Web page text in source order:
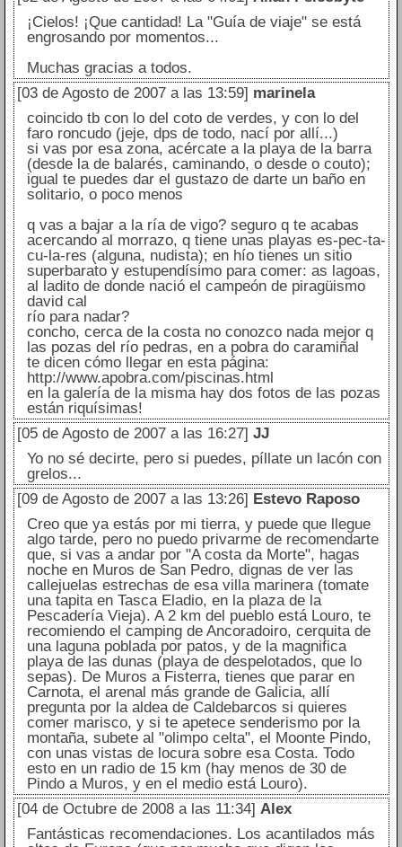
¡Cielos! ¡Que cantidad! La "Guía de viaje" se está
engrosando por momentos...
Muchas gracias a todos.
[03 de Agosto de 2007 a las 13:59] marinela
coincido tb con lo del coto de verdes, y con lo del
faro roncudo (jeje, dps de todo, nací por allí...)
si vas por esa zona, acércate a la playa de la barra
(desde la de balarés, caminando, o desde o couto);
igual te puedes dar el gustazo de darte un baño en
solitario, o poco menos
q vas a bajar a la ría de vigo? seguro q te acabas
acercando al morrazo, q tiene unas playas es-pec-ta-
cu-la-res (alguna, nudista); en hío tienes un sitio
superbarato y estupendísimo para comer: as lagoas,
al ladito de donde nació el campeón de piragüismo
david cal
río para nadar?
concho, cerca de la costa no conozco nada mejor q
las pozas del río pedras, en a pobra do caramiñal
te dicen cómo llegar en esta página:
http://www.apobra.com/piscinas.html
en la galería de la misma hay dos fotos de las pozas
están riquísimas!
[05 de Agosto de 2007 a las 16:27] JJ
Yo no sé decirte, pero si puedes, píllate un lacón con
grelos...
[09 de Agosto de 2007 a las 13:26] Estevo Raposo
Creo que ya estás por mi tierra, y puede que llegue
algo tarde, pero no puedo privarme de recomendarte
que, si vas a andar por "A costa da Morte", hagas
noche en Muros de San Pedro, dignas de ver las
callejuelas estrechas de esa villa marinera (tomate
una tapita en Tasca Eladio, en la plaza de la
Pescadería Vieja). A 2 km del pueblo está Louro, te
recomiendo el camping de Ancoradoiro, cerquita de
una laguna poblada por patos, y de la magnifica
playa de las dunas (playa de despelotados, que lo
sepas). De Muros a Fisterra, tienes que parar en
Carnota, el arenal más grande de Galicia, allí
pregunta por la aldea de Caldebarcos si quieres
comer marisco, y si te apetece senderismo por la
montaña, subete al "olimpo celta", el Moonte Pindo,
con unas vistas de locura sobre esa Costa. Todo
esto en un radio de 15 km (hay menos de 30 de
Pindo a Muros, y en el medio está Louro).
[04 de Octubre de 2008 a las 11:34] Alex
Fantásticas recomendaciones. Los acantilados más